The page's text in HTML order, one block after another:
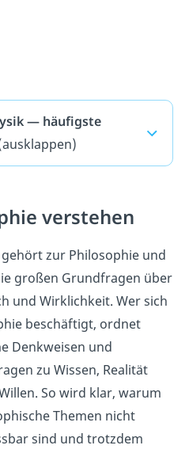
— häufigste
verstehen
zur Philosophie und
großen Grundfragen über
und Wirklichkeit. Wer sich
beschäftigt, ordnet
Denkweisen und
zu Wissen, Realität
So wird klar, warum
Themen nicht
sind und trotzdem